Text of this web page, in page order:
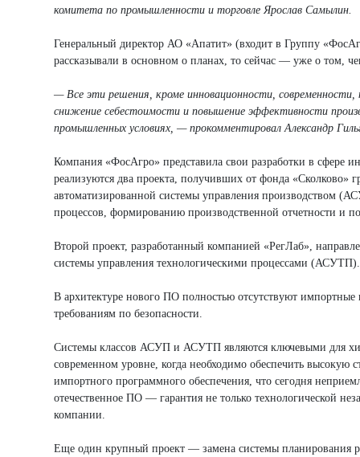
комитета по промышленности и торговле Ярослав Самылин.
Генеральный директор АО «Апатит» (входит в Группу
рассказывали в основном о планах, то сейчас — уже о том,
— Все эти решения, кроме инновационности, современности,
снижение себестоимости и повышение эффективности
промышленных условиях, — прокомментировал Александр
Компания «ФосАгро» представила свои разработки в
реализуются два проекта, получивших от фонда
автоматизированной системы управления производством
процессов, формированию производственной отчетности и
Второй проект, разработанный компанией «РегЛаб»,
системы управления технологическими процессами (АСУТП).
В архитектуре нового ПО полностью отсутствуют импортные
требованиям по безопасности.
Системы классов АСУП и АСУТП являются ключевыми для
современном уровне, когда необходимо обеспечить
импортного программного обеспечения, что сегодня
отечественное ПО — гарантия не только технологической
компании.
Еще один крупный проект — замена системы планирования